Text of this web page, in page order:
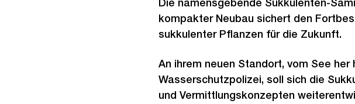
Die namensgebende Sukkulenten-
kompakter Neubau sichert den
sukkulenter Pflanzen für die Zukunft.
An ihrem neuen Standort, vom See
Wasserschutzpolizei, soll sich die
und Vermittlungskonzepten